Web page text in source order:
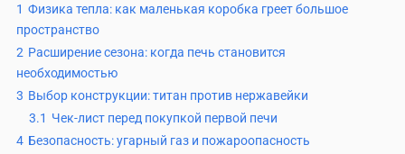
1 Физика тепла: как маленькая коробка греет большое
пространство
2 Расширение сезона: когда печь становится
необходимостью
3 Выбор конструкции: титан против нержавейки
3.1 Чек-лист перед покупкой первой печи
4 Безопасность: угарный газ и пожароопасность